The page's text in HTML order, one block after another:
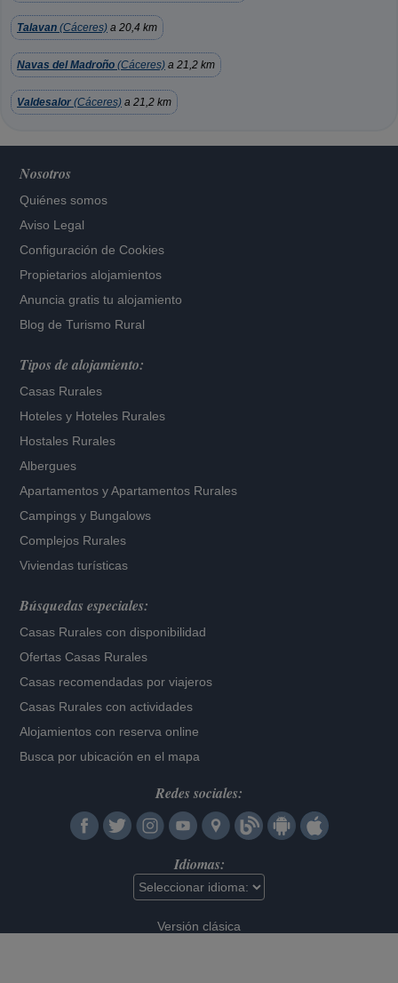
Talavan (Cáceres) a 20,4 km
Navas del Madroño (Cáceres) a 21,2 km
Valdesalor (Cáceres) a 21,2 km
Nosotros
Quiénes somos
Aviso Legal
Configuración de Cookies
Propietarios alojamientos
Anuncia gratis tu alojamiento
Blog de Turismo Rural
Tipos de alojamiento:
Casas Rurales
Hoteles y Hoteles Rurales
Hostales Rurales
Albergues
Apartamentos yApartamentos Rurales
Campings y Bungalows
Complejos Rurales
Viviendas turísticas
Búsquedas especiales:
Casas Rurales con disponibilidad
Ofertas Casas Rurales
Casas recomendadas por viajeros
Casas Rurales con actividades
Alojamientos con reserva online
Busca por ubicación en el mapa
Redes sociales:
Idiomas:
Versión clásica